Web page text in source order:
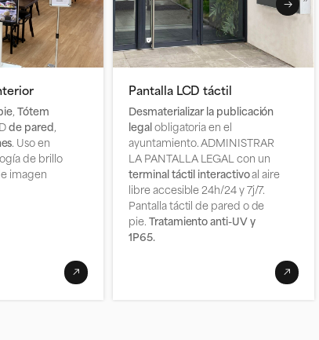
,
Tótem
de pared ,
. Uso en
de brillo
imagen
Pantalla LCD táctil
Desmaterializar la publicación
legal obligatoria en el
ayuntamiento. ADMINISTRAR
LA PANTALLA LEGAL con un
terminal táctil interactivoal aire
libre accesible 24h/24 y 7j/7.
Pantalla táctil de pared o de
pie.
Tratamiento anti-UV y
1P65.